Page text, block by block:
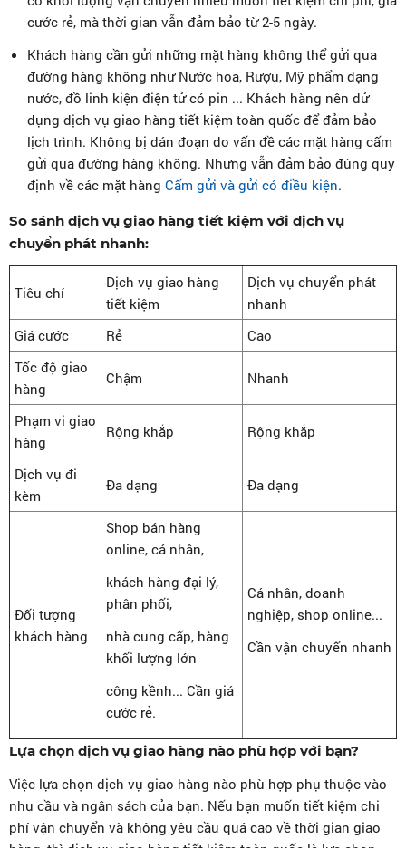
cước rẻ, mà thời gian vẫn đảm bảo từ 2-5 ngày.
Khách hàng cần gửi những mặt hàng không thể gửi qua
đường hàng không như Nước hoa, Rượu, Mỹ phẩm dạng
nước, đồ linh kiện điện tử có pin ... Khách hàng nên dử
dụng dịch vụ giao hàng tiết kiệm toàn quốc để đảm bảo
lịch trình. Không bị dán đoạn do vấn đề các mặt hàng cấm
gửi qua đường hàng không. Nhưng vẫn đảm bảo đúng quy
định về các mặt hàng Cấm gửi và gửi có điều kiện.
So sánh dịch vụ giao hàng tiết kiệm với dịch vụ
chuyển phát nhanh:
Tiêu chí
Dịch vụ giao hàng
tiết kiệm
Dịch vụ chuyển phát
nhanh
Giá cước
Rẻ
Cao
Tốc độ giao
hàng
Chậm Nhanh
Phạm vi giao
hàng
Rộng khắp Rộng khắp
Dịch vụ đi
kèm
Đa dạng Đa dạng
Đối tượng
khách hàng
Shop bán hàng
online, cá nhân,
khách hàng đại lý,
phân phối,
nhà cung cấp, hàng
khối lượng lớn
công kềnh... Cần giá
cước rẻ.
Cá nhân, doanh
nghiệp, shop online...
Cần vận chuyển nhanh
Lựa chọn dịch vụ giao hàng nào phù hợp với bạn?
Việc lựa chọn dịch vụ giao hàng nào phù hợp phụ thuộc vào
nhu cầu và ngân sách của bạn. Nếu bạn muốn tiết kiệm chi
phí vận chuyển và không yêu cầu quá cao về thời gian giao